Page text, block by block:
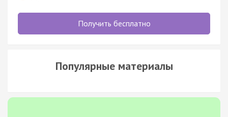
Получить бесплатно
Популярные материалы